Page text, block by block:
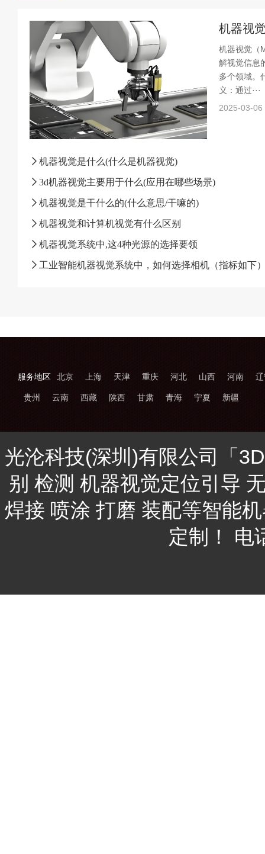
机器视
机器视觉（
解视觉信息
多个领域。
义：通过···
2025-03-06
机器视觉是什么(什么是机器视觉)
3d机器视觉主要用于什么(应用在哪些场景)
机器视觉是干什么的(什么意思/干嘛的)
机器视觉和计算机视觉有什么区别
机器视觉系统中,这4种光源的选择要领
工业智能机器视觉系统中，如何选择相机（指标如下
服务地区 北京 上海 天津 重庆 河北 山西 河南
贵州 云南 西藏 陕西 甘肃 青海 宁夏 新疆
光沦科技(深圳)有限公司「
别 检测 机器视觉定位引导
焊接 喷涂 打磨 装配等智能
定制！ 电